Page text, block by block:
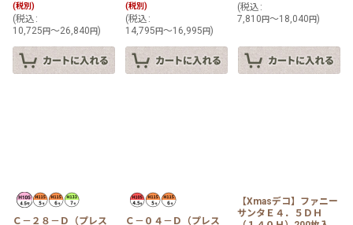
(税別)
(税込 :
10,725 円～26,840 円)
(税別)
(税込 :
14,795 円～16,995 円)
(税込 :
7,810円～18,040円)
Ｃ－２８－Ｄ（プレス
Ｃ－０４－Ｄ（プレス
【Xmasデコ】ファニー
サンタＥ４．５ＤＨ